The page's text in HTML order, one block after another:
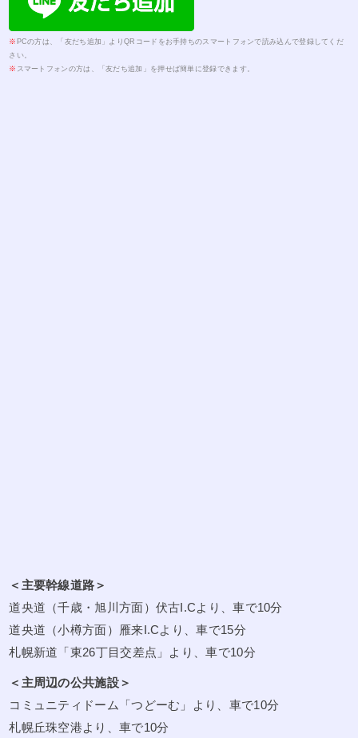
※ PCの方は、「友だち追加」よりQRコードをお手持ちのスマートフォンで読み込んで登録してくだ
さい。
※ スマートフォンの方は、「友だち追加」を押せば簡単に登録できます。
＜主要幹線道路＞
道央道（千歳・旭川方面）伏古I.Cより、車で10分
道央道（小樽方面）雁来I.Cより、車で15分
札幌新道「東26丁目交差点」より、車で10分
＜主周辺の公共施設＞
コミュニティドーム「つどーむ」より、車で10分
札幌丘珠空港より、車で10分